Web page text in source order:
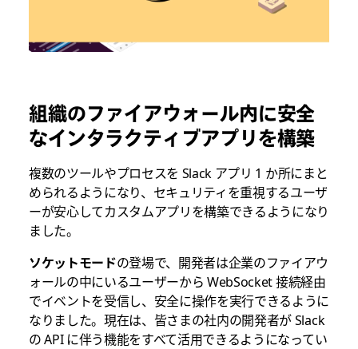
組織のファイアウォール内に安全
なインタラクティブアプリを構築
複数のツールやプロセスを Slack アプリ 1 か所にまと
められるようになり、セキュリティを重視するユーザ
ーが安心してカスタムアプリを構築できるようになり
ました。
ソケットモードの登場で、開発者は企業のファイアウ
ォールの中にいるユーザーから WebSocket 接続経由
でイベントを受信し、安全に操作を実行できるように
なりました。現在は、皆さまの社内の開発者が Slack
の API に伴う機能をすべて活用できるようになってい